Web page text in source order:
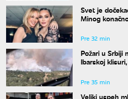
Svet je
Minog
Pre 32 min
Požari u Srbiji
Ibarskoj
Pre 35 min
Veliki uspeh